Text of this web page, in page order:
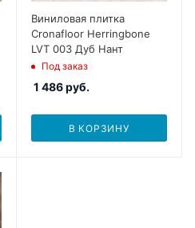
Виниловая плитка
Cronafloor Herringbone
LVT 003 Дуб Нант
Под заказ
1 486руб.
В КОРЗИНУ